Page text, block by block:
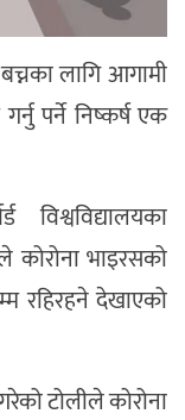
लागि आगामी
पर्ने निष्कर्ष एक
विश्वविद्यालयका
भाइरसको
रहिरहने देखाएको
टोलीले कोरोना